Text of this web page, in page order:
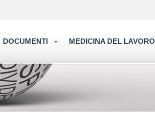
DOCUMENTI MEDICINA DEL LAVORO